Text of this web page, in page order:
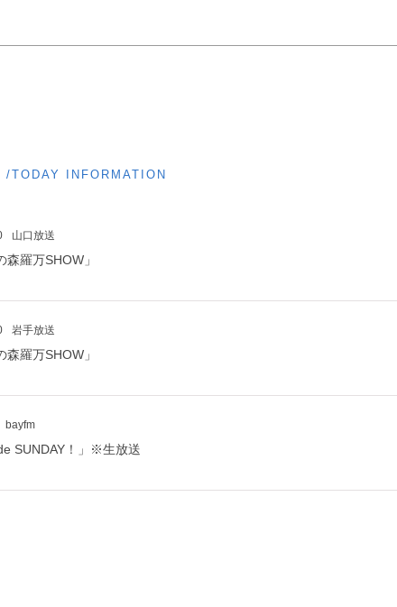
/TODAY INFORMATION
山口放送
森羅万SHOW」
岩手放送
森羅万SHOW」
bayfm
SUNDAY！」※生放送